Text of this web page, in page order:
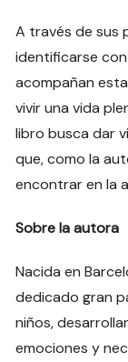
A través de sus
identificarse
acompañan
vivir una vida
libro busca dar
que, como la
encontrar en la
Sobre la autora
Nacida en
dedicado gran
niños,
emociones y